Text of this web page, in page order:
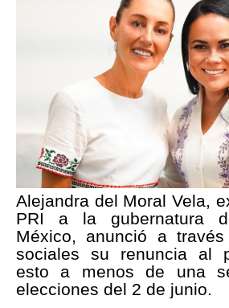
Alejandra del Moral Vela,
PRI a la gubernatura
México, anunció a
sociales su renuncia al
esto a menos de una
elecciones del 2 de junio.